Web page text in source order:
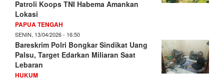
Patroli Koops TNI Habema Amankan
Lokasi
PAPUA TENGAH
SENIN, 13/04/2026 - 16:50
Bareskrim Polri Bongkar Sindikat Uang
Palsu, Target Edarkan Miliaran Saat
Lebaran
HUKUM